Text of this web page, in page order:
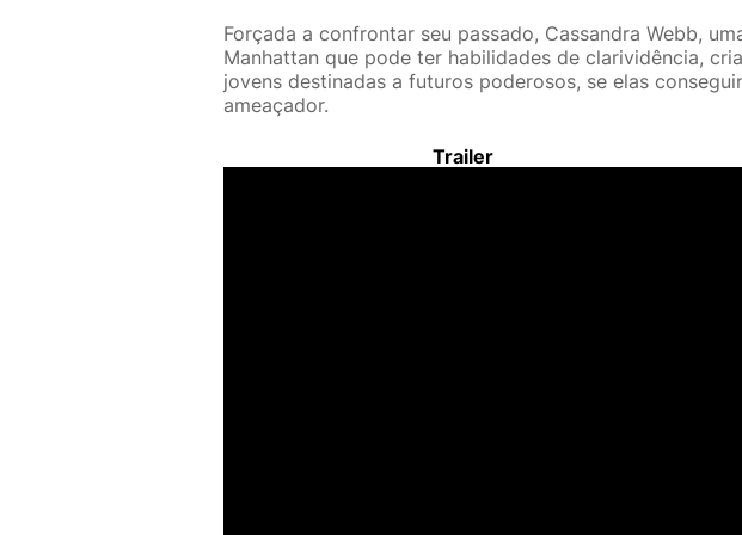
Forçada a confrontar seu passado, Cassandra Webb,
Manhattan que pode ter habilidades de clarividência,
jovens destinadas a futuros poderosos, se elas
ameaçador.
Trailer